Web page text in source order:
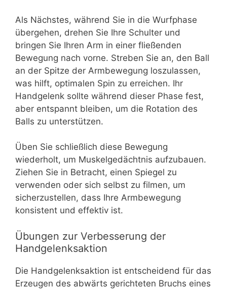
Als Nächstes, während Sie in die Wurfphase
übergehen, drehen Sie Ihre Schulter und
bringen Sie Ihren Arm in einer fließenden
Bewegung nach vorne. Streben Sie an, den Ball
an der Spitze der Armbewegung loszulassen,
was hilft, optimalen Spin zu erreichen. Ihr
Handgelenk sollte während dieser Phase fest,
aber entspannt bleiben, um die Rotation des
Balls zu unterstützen.
Üben Sie schließlich diese Bewegung
wiederholt, um Muskelgedächtnis aufzubauen.
Ziehen Sie in Betracht, einen Spiegel zu
verwenden oder sich selbst zu filmen, um
sicherzustellen, dass Ihre Armbewegung
konsistent und effektiv ist.
Übungen zur Verbesserung der
Handgelenksaktion
Die Handgelenksaktion ist entscheidend für das
Erzeugen des abwärts gerichteten Bruchs eines